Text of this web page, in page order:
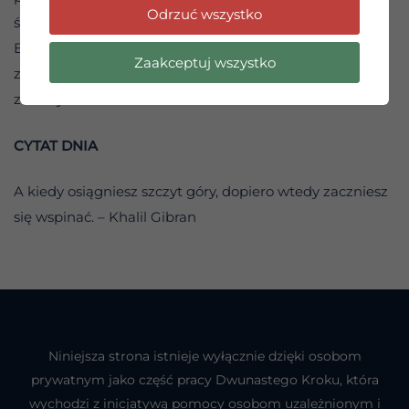
ścieżką.
Boże, pomóż mi pamiętać, że kiedy przyznam się i
zaakceptuję prawdę, otrzymam siłę i wskazówki do
zmiany.
CYTAT DNIA
A kiedy osiągniesz szczyt góry, dopiero wtedy zaczniesz
się wspinać. – Khalil Gibran
Niniejsza strona istnieje wyłącznie dzięki osobom
prywatnym jako część pracy Dwunastego Kroku, która
wychodzi z inicjatywą pomocy osobom uzależnionym i
Odrzuć wszystko
Zaakceptuj wszystko